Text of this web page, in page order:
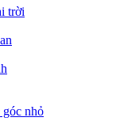
trời
nhỏ